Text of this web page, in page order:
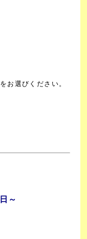
お選びください。
～